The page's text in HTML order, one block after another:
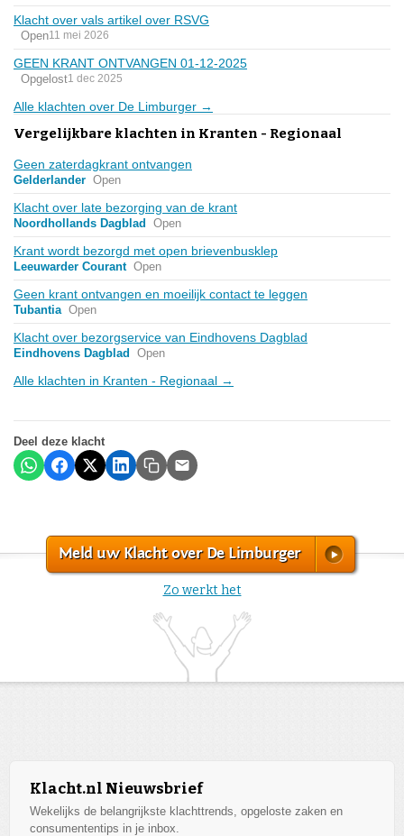
Klacht over vals artikel over RSVG
Open11 mei 2026
GEEN KRANT ONTVANGEN 01-12-2025
Opgelost1 dec 2025
Alle klachten over De Limburger →
Vergelijkbare klachten in Kranten - Regionaal
Geen zaterdagkrant ontvangen
Gelderlander Open
Klacht over late bezorging van de krant
Noordhollands Dagblad Open
Krant wordt bezorgd met open brievenbusklep
Leeuwarder Courant Open
Geen krant ontvangen en moeilijk contact te leggen
Tubantia Open
Klacht over bezorgservice van Eindhovens Dagblad
Eindhovens Dagblad Open
Alle klachten in Kranten - Regionaal →
Deel deze klacht
Meld uw Klacht over De Limburger
Zo werkt het
Klacht.nl Nieuwsbrief
Wekelijks de belangrijkste klachttrends, opgeloste zaken en
consumententips in je inbox.